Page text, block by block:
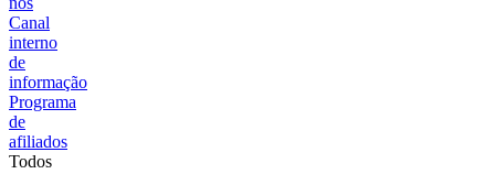
Canal
interno
de
informação
Programa
de
afiliados
Todos